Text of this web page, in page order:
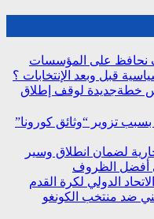
نحافظ على المؤسسات
قبل وبعد الإنتخابات ؟
خطةجديدة لوقف إطلاق
تزوير “وثائق كورونا”
لضمان انطلاق وسير
الاتحاد الدولي لكرة القدم
ضد منتخب الكونغو